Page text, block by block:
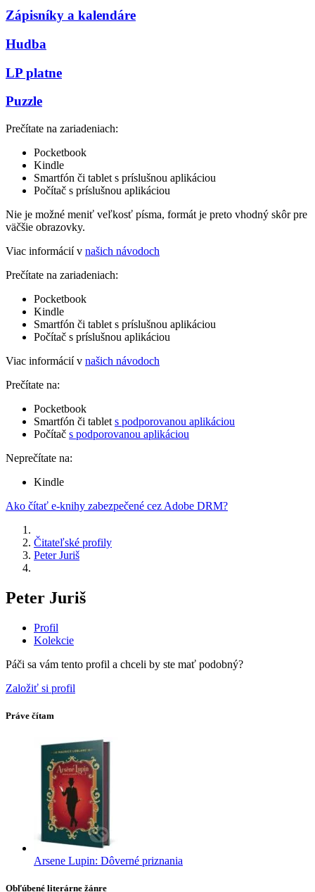
Zápisníky a kalendáre
Hudba
LP platne
Puzzle
Prečítate na zariadeniach:
Pocketbook
Kindle
Smartfón či tablet s príslušnou aplikáciou
Počítač s príslušnou aplikáciou
Nie je možné meniť veľkosť písma, formát je preto vhodný skôr pre
väčšie obrazovky.
Viac informácií v našich návodoch
Prečítate na zariadeniach:
Pocketbook
Kindle
Smartfón či tablet s príslušnou aplikáciou
Počítač s príslušnou aplikáciou
Viac informácií v našich návodoch
Prečítate na:
Pocketbook
Smartfón či tablet s podporovanou aplikáciou
Počítač s podporovanou aplikáciou
Neprečítate na:
Kindle
Ako čítať e-knihy zabezpečené cez Adobe DRM?
Čitateľské profily
Peter Juriš
Peter Juriš
Profil
Kolekcie
Páči sa vám tento profil a chceli by ste mať podobný?
Založiť si profil
Práve čítam
Arsene Lupin: Dôverné priznania
Obľúbené literárne žánre